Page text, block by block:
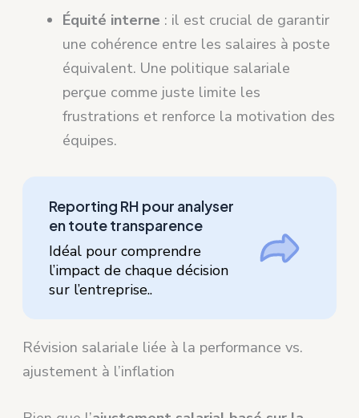
Équité interne : il est crucial de garantir
une cohérence entre les salaires à poste
équivalent. Une politique salariale
perçue comme juste limite les
frustrations et renforce la motivation des
équipes.
Reporting RH pour analyser
en toute transparence
Idéal pour comprendre
l’impact de chaque décision
sur l’entreprise..
Révision salariale liée à la performance vs.
ajustement à l’inflation